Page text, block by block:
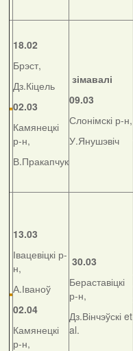
18.02
Брэст,
Дз.Кіцель
02.03
Камянецкі
р-н,
В.Пракапчук
зімавалі
09.03
Слонімскі р-н,
У.Янушэвіч
13.03
Івацевіцкі р-
н,
А.Іваноў
02.04
Камянецкі
р-н,
30.03
Бераставіцкі
р-н,
Дз.Вінчэўскі et
al.